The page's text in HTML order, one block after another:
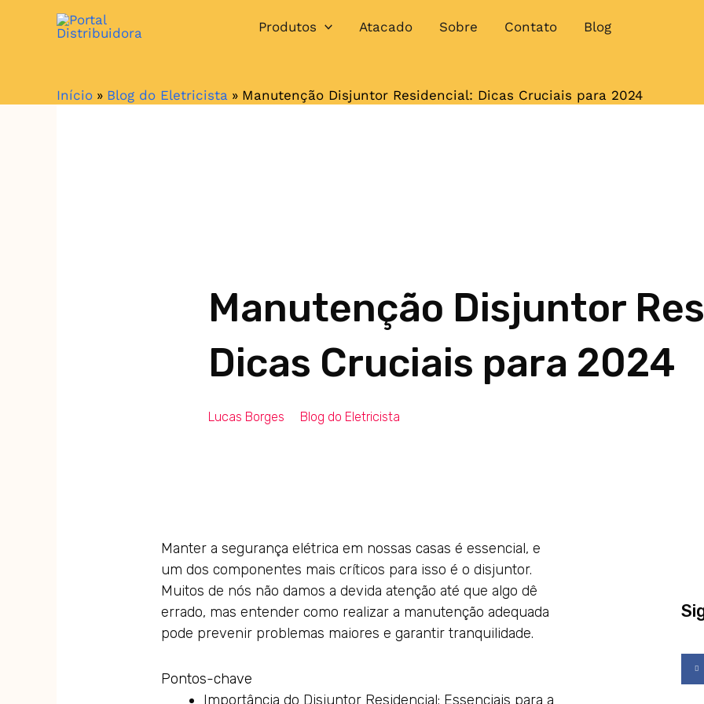
Produtos Atacado Sobre Contato Blog
Início Blog do Eletricista Manutenção Disjuntor Residencial: Dicas Cruciais para 2024
Manutenção Disjuntor
Dicas Cruciais para 2024
Lucas Borges Blog do Eletricista
Manter a segurança elétrica em nossas casas é essencial, e
um dos componentes mais críticos para isso é o disjuntor.
Muitos de nós não damos a devida atenção até que algo dê
errado, mas entender como realizar a manutenção adequada
pode prevenir problemas maiores e garantir tranquilidade.
Pontos-chave
Importância do Disjuntor Residencial: Essenciais para a
c
b